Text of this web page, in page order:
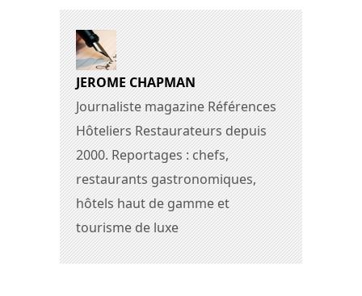
JEROME CHAPMAN
Journaliste magazine Références
Hôteliers Restaurateurs depuis
2000. Reportages : chefs,
restaurants gastronomiques,
hôtels haut de gamme et
tourisme de luxe